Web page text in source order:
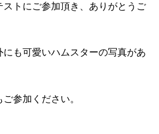
トにご参加頂き、ありがとうご
も可愛いハムスターの写真があ
参加ください。